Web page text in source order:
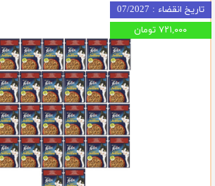
تاریخ انقضاء : 07/2027
۷۲۱,۰۰۰ تومان